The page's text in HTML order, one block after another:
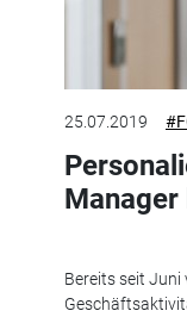
25.07.2019
Manager
Bereits seit